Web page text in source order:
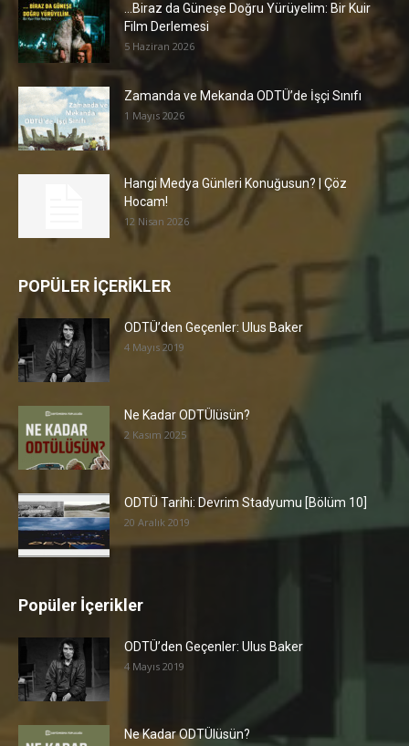
…Biraz da Güneşe Doğru Yürüyelim: Bir Kuir
Film Derlemesi
5 Haziran 2026
Zamanda ve Mekanda ODTÜ’de İşçi Sınıfı
1 Mayıs 2026
Hangi Medya Günleri Konuğusun? | Çöz
Hocam!
12 Nisan 2026
POPÜLER İÇERİKLER
ODTÜ’den Geçenler: Ulus Baker
4 Mayıs 2019
Ne Kadar ODTÜlüsün?
2 Kasım 2025
ODTÜ Tarihi: Devrim Stadyumu [Bölüm 10]
20 Aralık 2019
Popüler İçerikler
ODTÜ’den Geçenler: Ulus Baker
4 Mayıs 2019
Ne Kadar ODTÜlüsün?